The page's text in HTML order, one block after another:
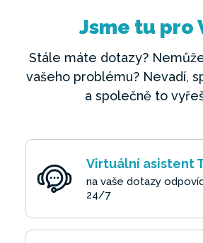
Jsme tu pro
Stále máte dotazy?
vašeho problému? Nevadí,
a společně to
Virtuální asistent
na vaše dotazy
24/7